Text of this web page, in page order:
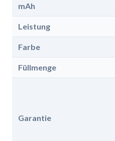
mAh
Leistung
Farbe
Füllmenge
Garantie